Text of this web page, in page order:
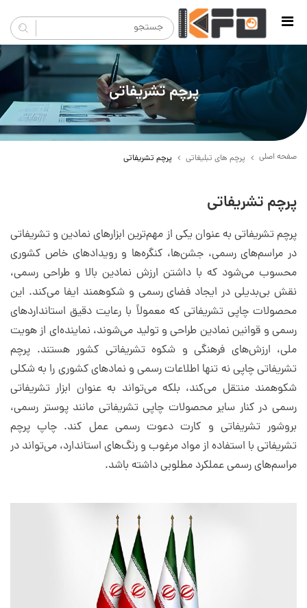
پرچم تشریفاتی
صفحه اصلی پرچم های تبلیغاتی پرچم تشریفاتی
پرچم تشریفاتی
پرچم تشریفاتی به عنوان یکی از مهم‌ترین ابزارهای نمادین و تشریفاتی
در مراسم‌های رسمی، جشن‌ها، کنگره‌ها و رویدادهای خاص کشوری
محسوب می‌شود که با داشتن ارزش نمادین بالا و طراحی رسمی،
نقش بی‌بدیلی در ایجاد فضای رسمی و شکوهمند ایفا می‌کند. این
محصولات چاپی تشریفاتی که معمولاً با رعایت دقیق استانداردهای
رسمی و قوانین نمادین طراحی و تولید می‌شوند، نماینده‌ای از هویت
ملی، ارزش‌های فرهنگی و شکوه تشریفاتی کشور هستند. پرچم
تشریفاتی چاپی نه تنها اطلاعات رسمی و نمادهای کشوری را به شکلی
شکوهمند منتقل می‌کند، بلکه می‌تواند به عنوان ابزار تشریفاتی
رسمی در کنار سایر محصولات چاپی تشریفاتی مانند پوستر رسمی،
بروشور تشریفاتی و کارت دعوت رسمی عمل کند. چاپ پرچم
تشریفاتی با استفاده از مواد مرغوب و رنگ‌های استاندارد، می‌تواند در
مراسم‌های رسمی عملکرد مطلوبی داشته باشد.